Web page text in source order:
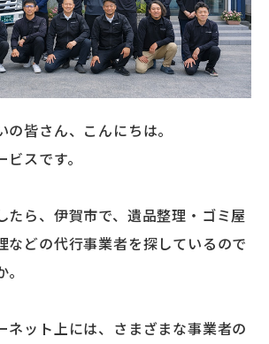
皆さん、こんにちは。
スです。
たら、伊賀市で、遺品整理・ゴミ屋
などの代行事業者を探しているので
ネット上には、さまざまな事業者の